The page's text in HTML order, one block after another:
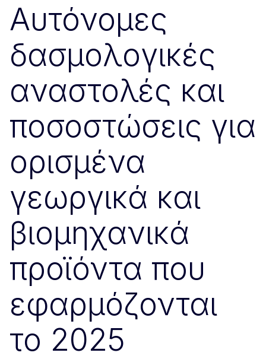
Αυτόνομες
δασμολογικές
αναστολές και
ποσοστώσεις για
ορισμένα
γεωργικά και
βιομηχανικά
προϊόντα που
εφαρμόζονται
το 2025